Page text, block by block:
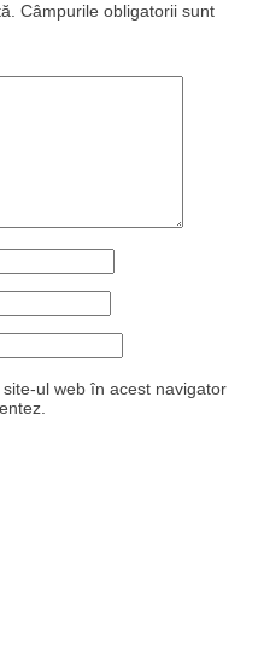
Câmpurile obligatorii sunt
ul web în acest navigator